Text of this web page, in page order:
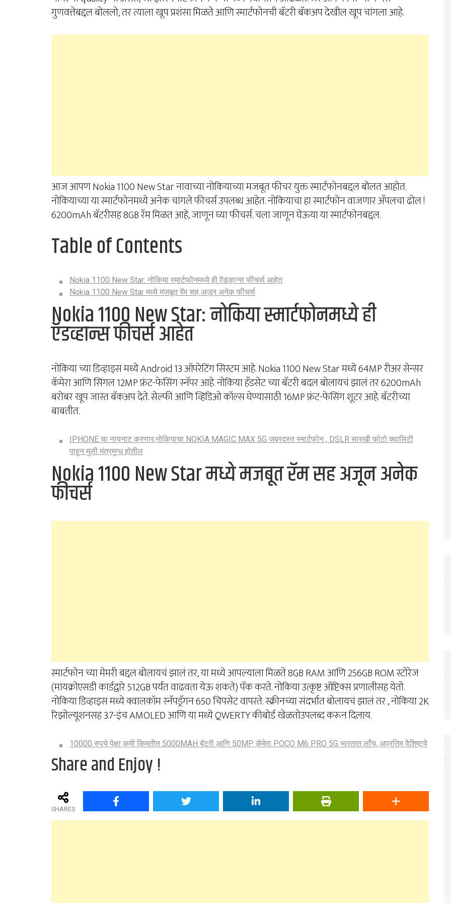
गुणवत्तेबद्दल बोललो, तर त्याला खूप प्रशंसा मिळते आणि स्मार्टफोनची बॅटरी बॅकअप देखील खूप चांगला आहे.
आज आपण Nokia 1100 New Star नावाच्या नोकियाच्या मजबूत फीचर युक्त स्मार्टफोनबद्दल बोलत आहोत.
नोकियाच्या या स्मार्टफोनमध्ये अनेक चांगले फीचर्स उपलब्ध आहेत. नोकियाचा हा स्मार्टफोन वाजणार अँपलचा ढोल !
6200mAh बॅटरीसह 8GB रॅम मिळत आहे, जाणून घ्या फीचर्स. चला जाणून घेऊया या स्मार्टफोनबद्दल.
Table of Contents
Nokia 1100 New Star: नोकिया स्मार्टफोनमध्ये ही ऍडव्हान्स फीचर्स आहेत
Nokia 1100 New Star मध्ये मजबूत रॅम सह अजून अनेक फीचर्स
Nokia 1100 New Star: नोकिया स्मार्टफोनमध्ये ही
ऍडव्हान्स फीचर्स आहेत
नोकिया च्या डिव्हाइस मध्ये Android 13 ऑपरेटिंग सिस्टम आहे. Nokia 1100 New Star मध्ये 64MP रीअर सेन्सर
कॅमेरा आणि सिंगल 12MP फ्रंट-फेसिंग स्नॅपर आहे. नोकिया हँडसेट च्या बॅटरी बदल बोलायचं झालं तर 6200mAh
बरोबर खूप जास्त बॅकअप देते. सेल्फी आणि व्हिडिओ कॉल्स घेण्यासाठी 16MP फ्रंट-फेसिंग शूटर आहे. बॅटरीच्या
बाबतीत.
IPHONE चा नायनाट करणार,नोकियाचा NOKIA MAGIC MAX 5G जबरदस्त स्मार्टफोन , DSLR सारखी फोटो क्वालिटी
पाहून मुली मंत्रमुग्ध होतील
Nokia 1100 New Star मध्ये मजबूत रॅम सह अजून अनेक
फीचर्स
स्मार्टफोन च्या मेमरी बद्दल बोलायचं झालं तर, या मध्ये आपल्याला मिळते 8GB RAM आणि 256GB ROM स्टोरेज
(मायक्रोएसडी कार्डद्वारे 512GB पर्यंत वाढवता येऊ शकते) पॅक करते. नोकिया उत्कृष्ट ऑप्टिक्स प्रणालीसह येतो.
नोकिया डिव्हाइस मध्ये क्वालकॉम स्नॅपड्रॅगन 650 चिपसेट वापरते. स्क्रीनच्या संदर्भात बोलायचं झालं तर , नोकिया 2K
रिझोल्यूशनसह 3.7-इंच AMOLED आणि या मध्ये QWERTY कीबोर्ड खेळतोउपलब्द करून दिलाय.
10000 रुपये पेक्षा कमी किमतीत 5000MAH बॅटरी आणि 50MP कॅमेरा POCO M6 PRO 5G भारतात लाँच, अप्रतिम वैशिष्ट्ये
Share and Enjoy !
SHARES